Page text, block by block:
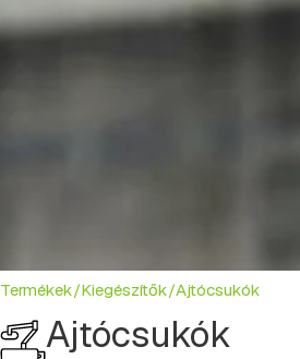
Termékek/Kiegészítők/Ajtócsukók
Ajtócsukók